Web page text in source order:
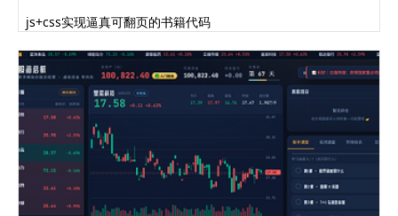
js+css实现逼真可翻页的书籍代码